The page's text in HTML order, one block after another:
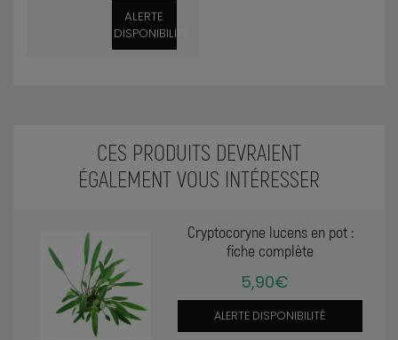
ALERTE
DISPONIBILITÉ
CES PRODUITS DEVRAIENT
ÉGALEMENT VOUS INTÉRESSER
Cryptocoryne lucens en pot :
fiche complète
5,90€
ALERTE DISPONIBILITÉ